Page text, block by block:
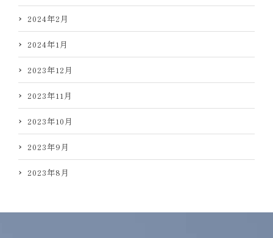
2024年2月
2024年1月
2023年12月
2023年11月
2023年10月
2023年9月
2023年8月